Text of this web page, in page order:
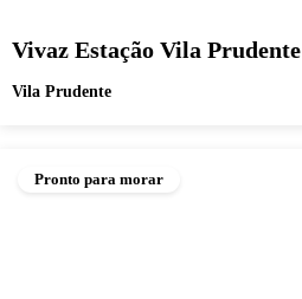
Vivaz Estação Vila Prudente
Vila Prudente
Pronto para morar